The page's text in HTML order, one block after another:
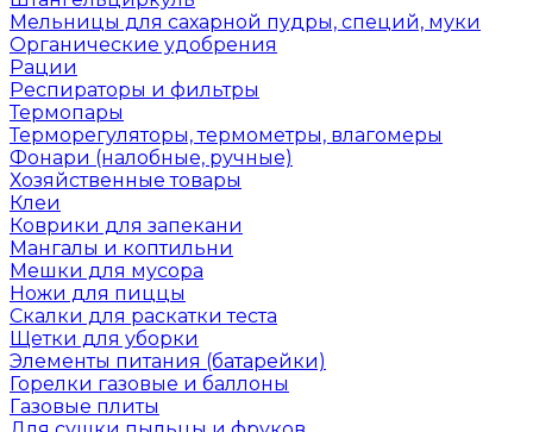
Мельницы для сахарной пудры, специй, муки
Органические удобрения
Рации
Респираторы и фильтры
Термопары
Терморегуляторы, термометры, влагомеры
Фонари (налобные, ручные)
Хозяйственные товары
Клеи
Коврики для запекани
Мангалы и коптильни
Мешки для мусора
Ножи для пиццы
Скалки для раскатки теста
Щетки для уборки
Элементы питания (батарейки)
Горелки газовые и баллоны
Газовые плиты